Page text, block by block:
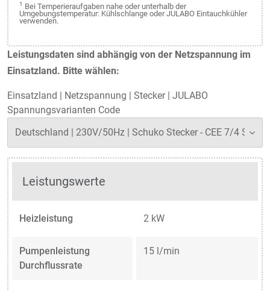
1 Bei Temperieraufgaben nahe oder unterhalb der
Umgebungstemperatur: Kühlschlange oder JULABO Eintauchkühler
verwenden.
Leistungsdaten sind abhängig von der Netzspannung im
Einsatzland. Bitte wählen:
Einsatzland | Netzspannung | Stecker| JULABO
Spannungsvarianten Code
Leistungswerte
Heizleistung 2 kW
Pumpenleistung
Durchflussrate
15 l/min